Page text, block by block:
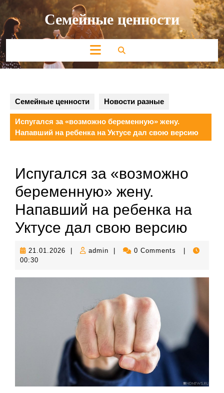
Перейти
содержимому Семейные ценности
Кнопка
Открыть
Семейные ценности Новости разные
Испугался за «возможно беременную» жену.
Напавший на ребенка на Уктусе дал свою версию
Испугался за «возможно
беременную» жену.
Напавший на ребенка на
Уктусе дал свою версию
21.01.2026 21.01.2026
admin admin 0 Comments
00:30